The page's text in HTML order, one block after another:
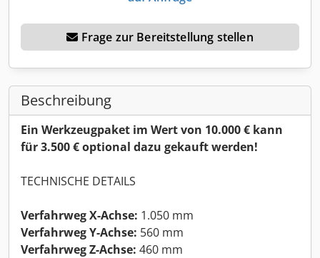
Frage zur Bereitstellung stellen
Beschreibung
Ein Werkzeugpaket im Wert von 10.000 € kann
für 3.500 € optional dazu gekauft werden!
TECHNISCHE DETAILS
Verfahrweg X-Achse: 1.050 mm
Verfahrweg Y-Achse: 560 mm
Verfahrweg Z-Achse: 460 mm